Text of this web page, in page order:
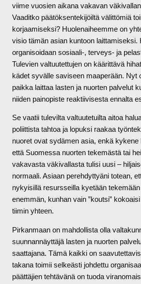
viime vuosien aikana vakavan
Vaaditko päätöksentekijöiltä välittömiä
korjaamiseksi? Huolenaiheemme on
visio tämän asian kuntoon laittamiseksi.
organisoidaan sosiaali-, terveys- ja
Tulevien valtuutettujen on käärittävä
kädet syvälle saviseen maaperään. Nyt
paikka laittaa lasten ja nuorten palvelut
niiden painopiste reaktiivisesta ennalta
Se vaatii tulevilta valtuutetuilta aitoa
poliittista tahtoa ja lopuksi raakaa
nuoret ovat sydämen asia, enkä
että Suomessa nuorten tekemästä tai
vakavasta väkivallasta tulisi uusi –
normaali. Asiaan perehdyttyäni totean,
nykyisillä resursseilla kyetään
enemmän, kunhan vain ”koutsi”
tiimin yhteen.
Pirkanmaan on mahdollista olla
suunnannäyttäjä lasten ja nuorten
saattajana. Tämä kaikki on
takana toimii selkeästi johdettu
päättäjien tehtävänä on tuoda